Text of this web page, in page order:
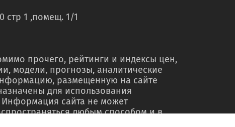
стр 1 ,помещ. 1/1
прочего, рейтинги и индексы цен,
модели, прогнозы, аналитические
размещенную на сайте
для использования
Информация сайта не может
любым способом и в
материалах, в рамках